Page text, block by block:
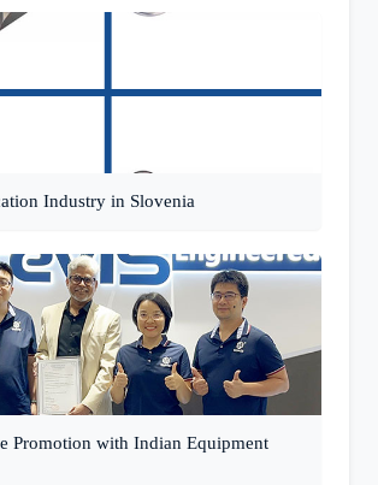
Industry in Slovenia
Promotion with Indian Equipment